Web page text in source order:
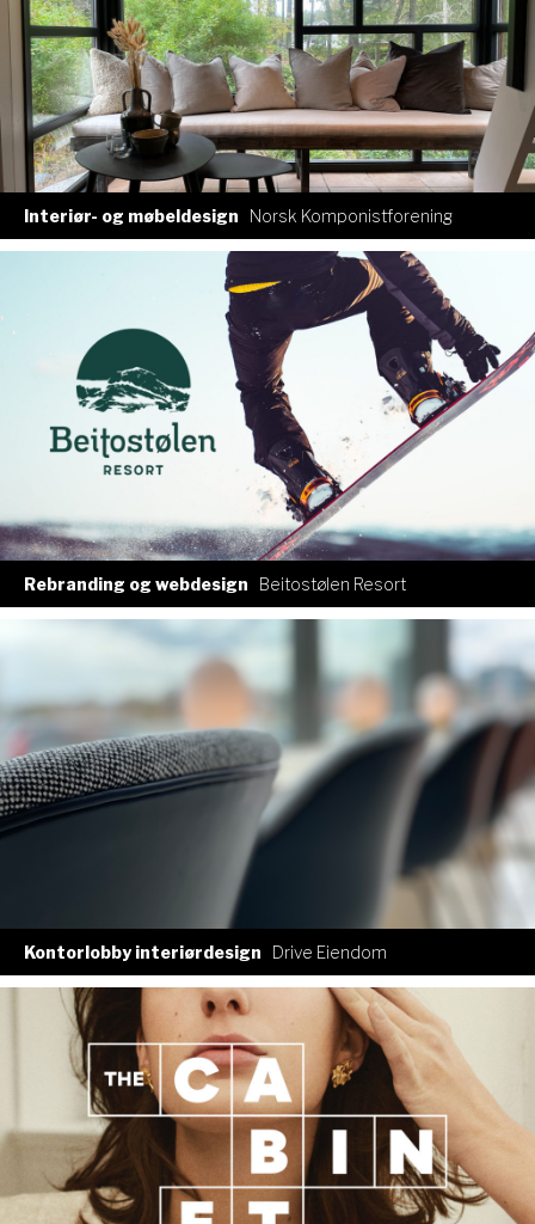
Interiør- og møbeldesign Norsk Komponistforening
Rebranding og webdesign Beitostølen Resort
Kontorlobby interiørdesign Drive Eiendom